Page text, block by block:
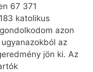
67 371
katolikus
azon
az
jön ki. Az